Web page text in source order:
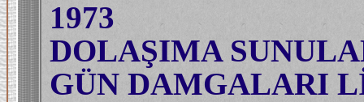
1973
DOLAŞIMA
GÜN DAMGALARI